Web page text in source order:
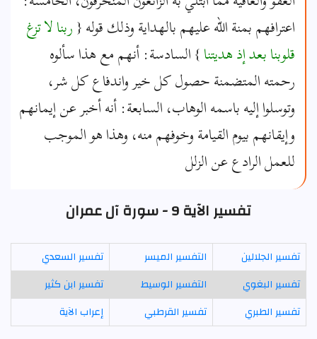
اعترافهم بمنة الله عليهم بالهداية وذلك قوله {ربنا لا تزغ
قلوبنا بعد إذ هديتنا} السادسة: أنهم مع هذا سألوه
رحمته المتضمنة حصول كل خير واندفاع كل شر،
وتوسلوا إليه باسمه الوهاب، السابعة: أنه أخبر عن إيمانهم
وإيقانهم بيوم القيامة وخوفهم منه، وهذا هو الموجب
للعمل الرادع عن الزلل
تفسير الآية 9 - سورة آل عمران
تفسير الجلالين التفسير الميسر
تفسير السعدي
تفسير البغوي
التفسير الوسيط
تفسير ابن كثير
تفسير الطبري
تفسير القرطبي إعراب الآية